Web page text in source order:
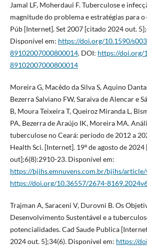
Jamal LF, Moherdaui F. Tuberculose e
magnitude do problema e estratégias para o
Púb [Internet]. Set 2007 [citado 2024 out.
Disponível em: https://doi.org/10.1590/
89102007000800014. DOI: https://doi.org/
89102007000800014
Moreira G, Macêdo da Silva S, Aquino
Bezerra Salviano FW, Saraiva de Alencar e
B, Moura Teixeira T, Queiroz Miranda L,
PA, Bezerra de Araújo IK, Moreira MA.
tuberculose no Ceará: período de 2012 a
Health Sci. [Internet]. 19º de agosto de
out];6(8):2910-23. Disponível em:
https://bjihs.emnuvens.com.br/bjihs/
https://doi.org/10.36557/2674-
Trajman A, Saraceni V, Durovni B. Os
Desenvolvimento Sustentável e a
potencialidades. Cad Saude Publica
2024 out. 5];34(6). Disponível em: https://